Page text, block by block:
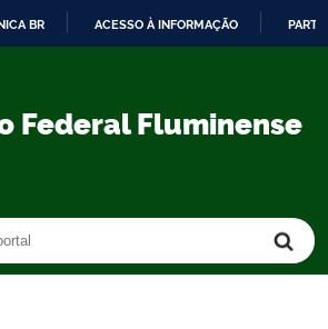
CONTEÚDO
BR ACESSO À INFORMAÇÃO
Federal Fluminense